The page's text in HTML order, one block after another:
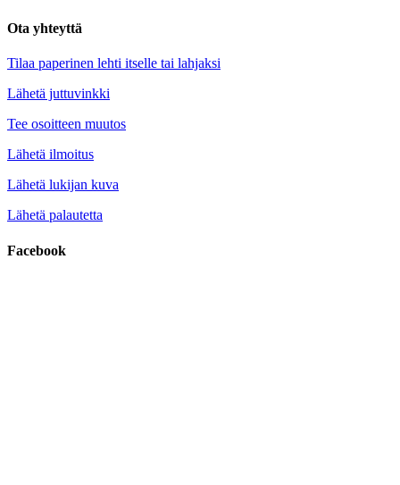
Ota yhteyttä
Tilaa paperinen lehti itselle tai lahjaksi
Lähetä juttuvinkki
Tee osoitteen muutos
Lähetä ilmoitus
Lähetä lukijan kuva
Lähetä palautetta
Facebook